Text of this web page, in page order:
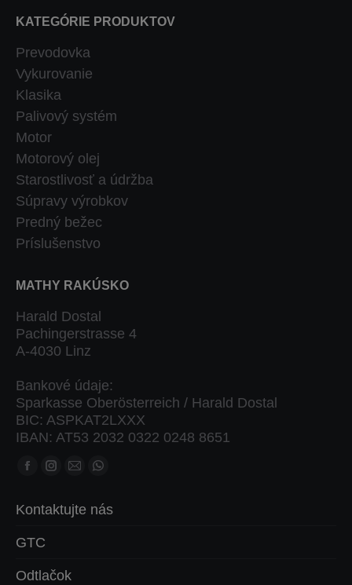
KATEGÓRIE PRODUKTOV
Prevodovka
Vykurovanie
Klasika
Palivový systém
Motor
Motorový olej
Starostlivosť a údržba
Súpravy výrobkov
Predný bežec
Príslušenstvo
MATHY RAKÚSKO
Harald Dostal
Pachingerstrasse 4
A-4030 Linz
Bankové údaje:
Sparkasse Oberösterreich / Harald Dostal
BIC: ASPKAT2LXXX
IBAN: AT53 2032 0322 0248 8651
Nájdete nás na:
Facebook
sa
otvorí
novom
Instagram
sa
novom
Mail
sa
Whatsapp
sa
Kontaktujte nás
GTC
Odtlačok